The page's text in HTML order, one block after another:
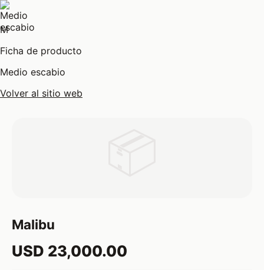
M
Ficha de producto
Medio escabio
Volver al sitio web
Malibu
USD 23,000.00